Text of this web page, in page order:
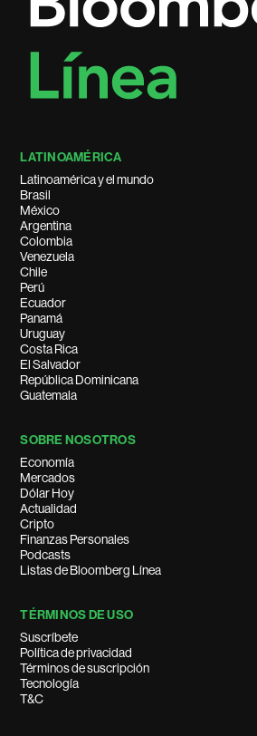
LATINOAMÉRICA
Latinoamérica y el mundo
Brasil
México
Argentina
Colombia
Venezuela
Chile
Perú
Ecuador
Panamá
Uruguay
Costa Rica
El Salvador
República Dominicana
Guatemala
SOBRE NOSOTROS
Economía
Mercados
Dólar Hoy
Actualidad
Cripto
Finanzas Personales
Podcasts
Listas de Bloomberg Línea
TÉRMINOS DE USO
Suscríbete
Política de privacidad
Términos de suscripción
Tecnología
T&C